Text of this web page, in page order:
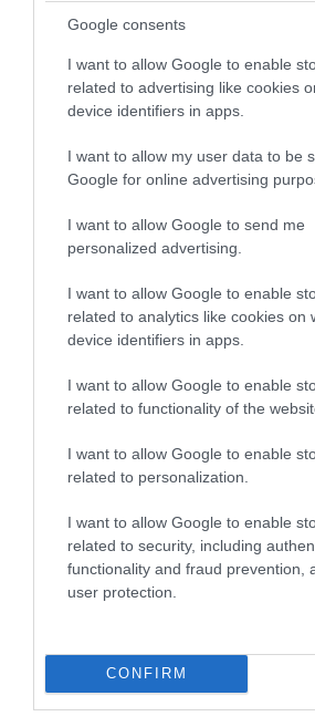
Google consents
I want to allow Google to enable
related to advertising like cookies
device identifiers in apps.
I want to allow my user data to be
Google for online advertising
I want to allow Google to send me
personalized advertising.
I want to allow Google to enable
related to analytics like cookies on
device identifiers in apps.
I want to allow Google to enable
related to functionality of the
I want to allow Google to enable
related to personalization.
I want to allow Google to enable
related to security, including
functionality and fraud prevention,
user protection.
CONFIRM
04.08.2026 | 15:02
Αυτή την ώρα το τελευταίο
υπουργό Ι.Βαρβιτσιώτη
Η ανακοίνωση του
Πυροσβεστών για την
που γέλασε στη φωτιά